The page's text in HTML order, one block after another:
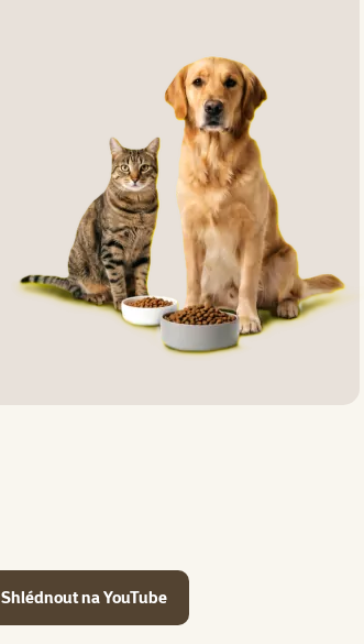
Shlédnout na YouTube